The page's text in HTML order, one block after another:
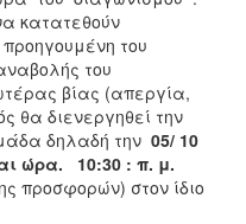
κατατεθούν
του
του
βίας (απεργία,
θα διενεργηθεί την
δηλαδή την 05/ 10
ώρα. 10:30 : π. μ.
προσφορών) στον ίδιο